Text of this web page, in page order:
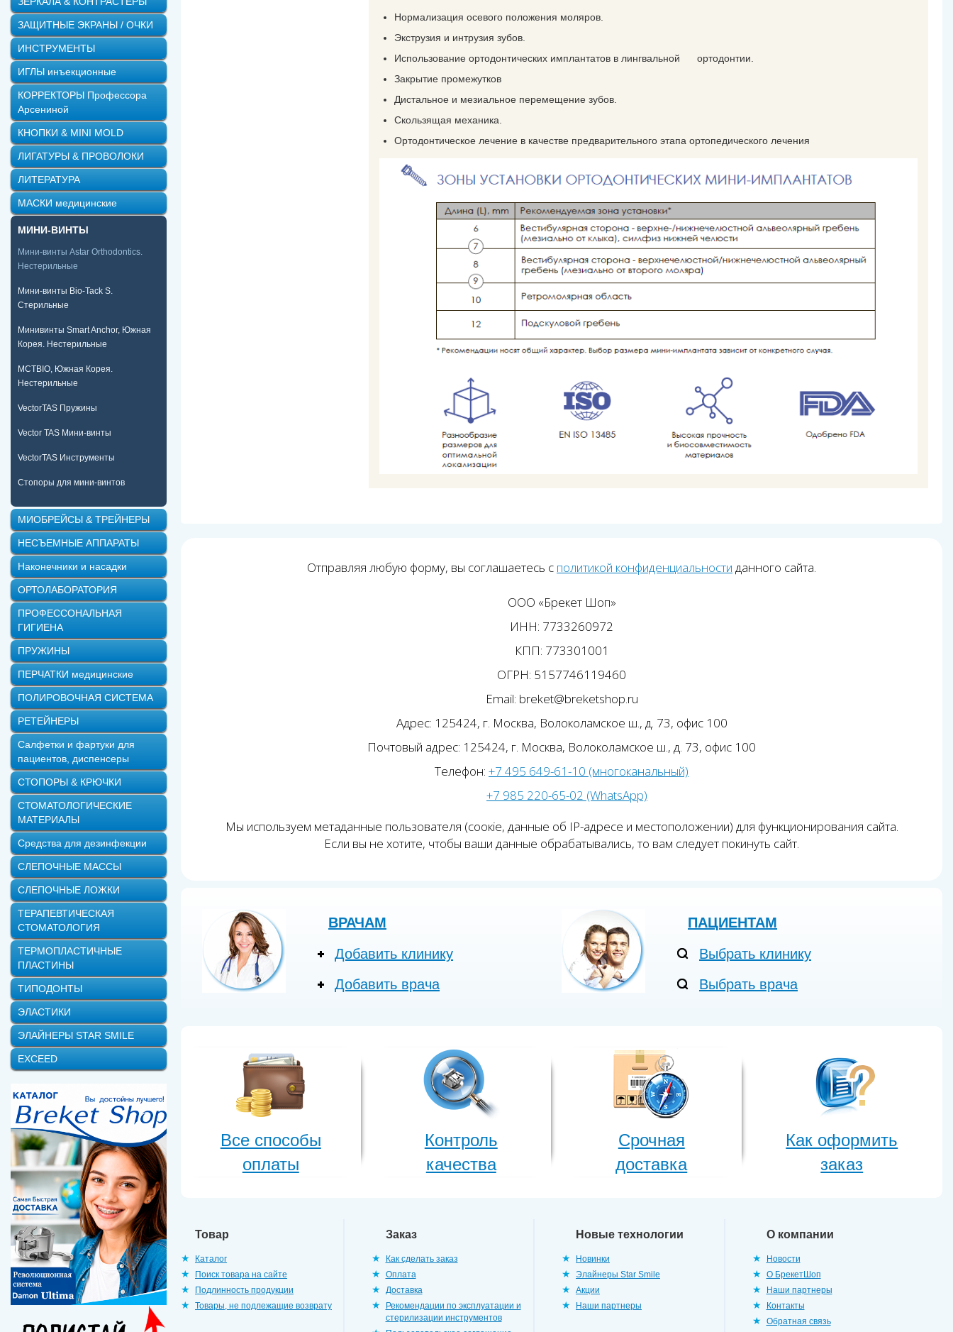
Нормализация осевого положения моляров.
Экструзия и интрузия зубов.
Использование ортодонтических имплантатов в лингвальной ортодонтии.
Закрытие промежутков
Дистальное и мезиальное перемещение зубов.
Скользящая механика.
Ортодонтическое лечение в качестве предварительного этапа ортопедического лечения
Отправляя любую форму, вы соглашаетесь с политикой конфиденциальности данного сайта.
ООО «Брекет Шоп»
ИНН: 7733260972
КПП: 773301001
ОГРН: 5157746119460
Email: breket@breketshop.ru
Адрес: 125424, г. Москва, Волоколамское ш., д. 73, офис 100
Почтовый адрес: 125424, г. Москва, Волоколамское ш., д. 73, офис 100
Телефон: +7 495 649-61-10 (многоканальный)
+7 985 220-65-02 (WhatsApp)
Мы используем метаданные пользователя (соокіе, данные об IP-адресе и местоположении) для функционирования сайта.
Если вы не хотите, чтобы ваши данные обрабатывались, то вам следует покинуть сайт.
ВРАЧАМ
Добавить клинику
Добавить врача
ПАЦИЕНТАМ
Выбрать клинику
Выбрать врача
Все способы
оплаты
Контроль
качества
Срочная
доставка
Как оформить
заказ
Товар
Каталог
Поиск товара на сайте
Подлинность продукции
Товары, не подлежащие возврату
Заказ
Как сделать заказ
Оплата
Доставка
Рекомендации по эксплуатации и
стерилизации инструментов
Новые технологии
Новинки
Элайнеры Star Smile
Акции
Наши партнеры
О компании
Новости
О БрекетШоп
Наши партнеры
Контакты
Обратная связь
ЗАЩИТНЫЕ ЭКРАНЫ / ОЧКИ
ИНСТРУМЕНТЫ
ИГЛЫ инъекционные
КОРРЕКТОРЫ Профессора
Арсениной
КНОПКИ & MINI MOLD
ЛИГАТУРЫ & ПРОВОЛОКИ
ЛИТЕРАТУРА
МАСКИ медицинские
МИНИ-ВИНТЫ
Мини-винты Astar Orthodontics.
Нестерильные
Мини-винты Bio-Tack S.
Стерильные
Минивинты Smart Anchor, Южная
Корея. Нестерильные
MCTBIO, Южная Корея.
Нестерильные
VectorTAS Пружины
Vector TAS Мини-винты
VectorTAS Инструменты
Стопоры для мини-винтов
МИОБРЕЙСЫ & ТРЕЙНЕРЫ
НЕСЪЕМНЫЕ АППАРАТЫ
Наконечники и насадки
ОРТОЛАБОРАТОРИЯ
ПРОФЕССОНАЛЬНАЯ
ГИГИЕНА
ПРУЖИНЫ
ПЕРЧАТКИ медицинские
ПОЛИРОВОЧНАЯ СИСТЕМА
РЕТЕЙНЕРЫ
Салфетки и фартуки для
пациентов, диспенсеры
СТОПОРЫ & КРЮЧКИ
СТОМАТОЛОГИЧЕСКИЕ
МАТЕРИАЛЫ
Средства для дезинфекции
СЛЕПОЧНЫЕ МАССЫ
СЛЕПОЧНЫЕ ЛОЖКИ
ТЕРАПЕВТИЧЕСКАЯ
СТОМАТОЛОГИЯ
ТЕРМОПЛАСТИЧНЫЕ
ПЛАСТИНЫ
ТИПОДОНТЫ
ЭЛАСТИКИ
ЭЛАЙНЕРЫ STAR SMILE
EXCEED